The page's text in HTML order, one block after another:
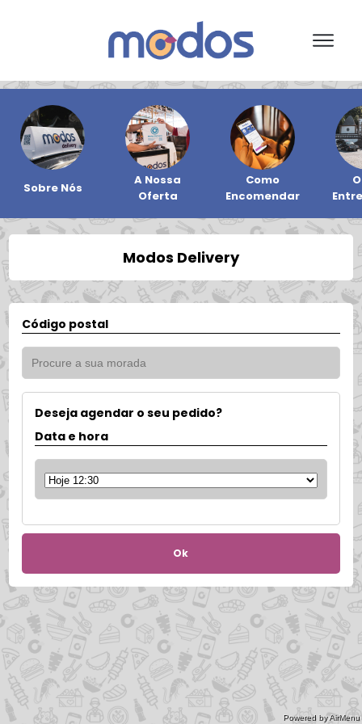
Powered by AirMenu
Sobre Nós
A Nossa
Oferta
Como
Encomendar
Modos Delivery
Código postal
Deseja agendar o seu pedido?
Data e hora
Ok